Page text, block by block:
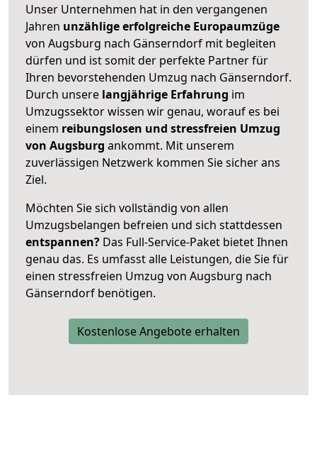
Unser Unternehmen hat in den vergangenen
Jahren unzählige erfolgreiche Europaumzüge
von Augsburg nach Gänserndorf mit begleiten
dürfen und ist somit der perfekte Partner für
Ihren bevorstehenden Umzug nach Gänserndorf.
Durch unsere langjährige Erfahrung im
Umzugssektor wissen wir genau, worauf es bei
einem reibungslosen und stressfreien Umzug
von Augsburg ankommt. Mit unserem
zuverlässigen Netzwerk kommen Sie sicher ans
Ziel.
Möchten Sie sich vollständig von allen
Umzugsbelangen befreien und sich stattdessen
entspannen? Das Full-Service-Paket bietet Ihnen
genau das. Es umfasst alle Leistungen, die Sie für
einen stressfreien Umzug von Augsburg nach
Gänserndorf benötigen.
Kostenlose Angebote erhalten